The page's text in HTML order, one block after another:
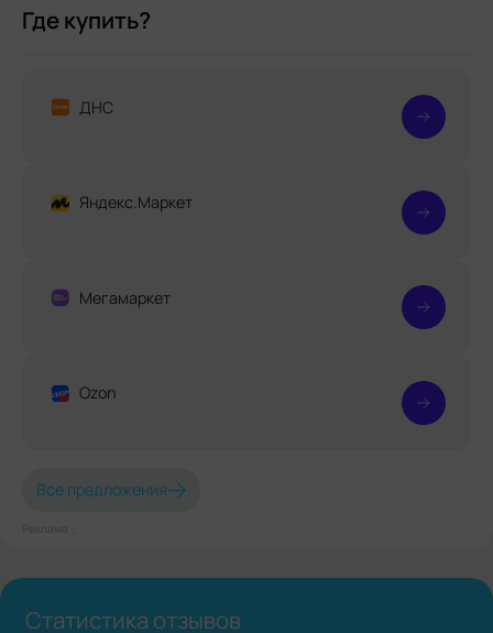
Где купить?
ДНС
Яндекс.Маркет
Мегамаркет
Ozon
Все предложения
Реклама⋮
Статистика отзывов